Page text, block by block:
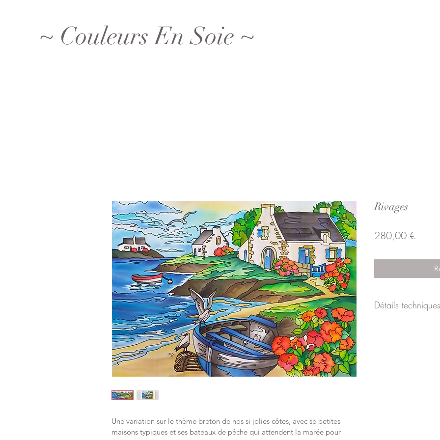
~ Couleurs En Soie ~
Une variation sur le thème breton de nos si jolies côtes, avec se petites
maisons typiques et ses bateaux de pêche qui attendent la marée pour
Rivages
280,00 €Prix
Détails techniques